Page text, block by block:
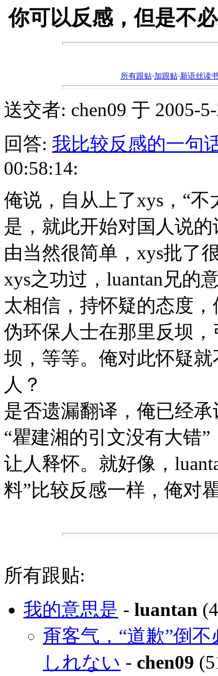
你可以反感，但是不
所有跟贴·加跟贴·新语丝读
送交者: chen09 于 2005-
回答: 我比较反感的一句
00:58:14:
俺说，自从上了xys，“
是，就此开始对国人说
由当然很简单，xys批了
xys之功过，luantan兄的
太相信，持怀疑的态度
伪环保人士在那里反坝
坝，等等。俺对此怀疑
人？
是否遗漏翻译，俺已经
“瞿建湘的引文没有大错
让人释怀。就好像，
料”比较反感一样，俺对
所有跟贴:
我的意思是 - luantan
甭客气，“道歉”倒
しれない - chen09